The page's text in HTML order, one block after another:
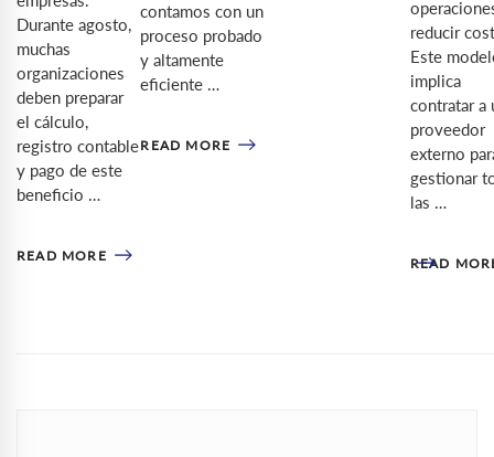
Durante agosto,
muchas
organizaciones
deben preparar
el cálculo,
registro contable
y pago de este
beneficio …
READ MORE
contamos con un
proceso probado
y altamente
eficiente …
READ MORE
reducir
Este
implica
contratar a
proveedor
externo
gestionar
las …
READ